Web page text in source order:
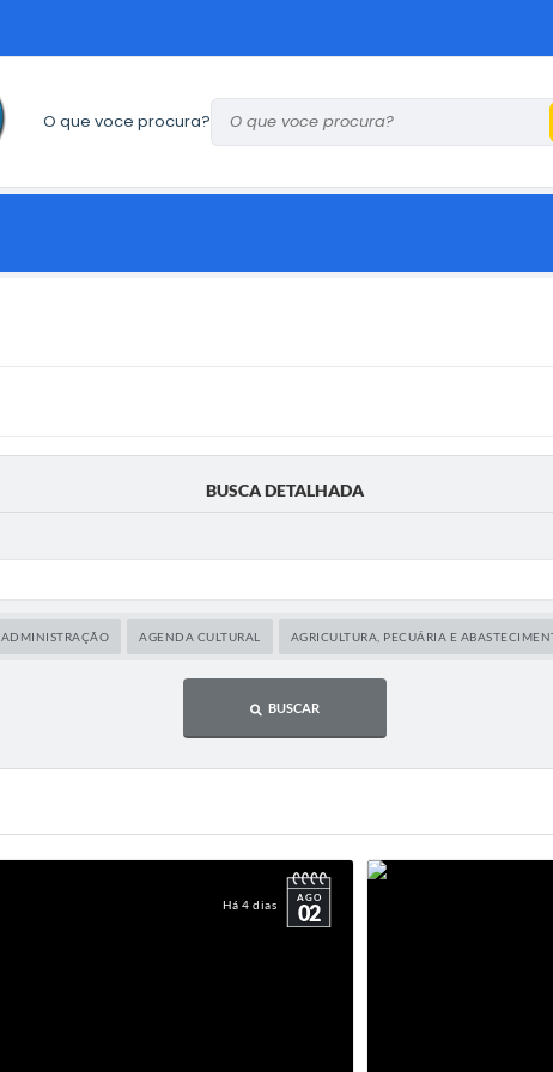
O que voce procura?
BUSCA DETALHADA
ADMINISTRAÇÃO AGENDA CULTURAL AGRICULTURA, PECUÁRIA E
BUSCAR
Há 4 dias AGO
02